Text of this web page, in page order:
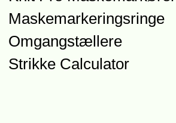
Maskemarkeringsringe
Omgangstællere
Strikke Calculator